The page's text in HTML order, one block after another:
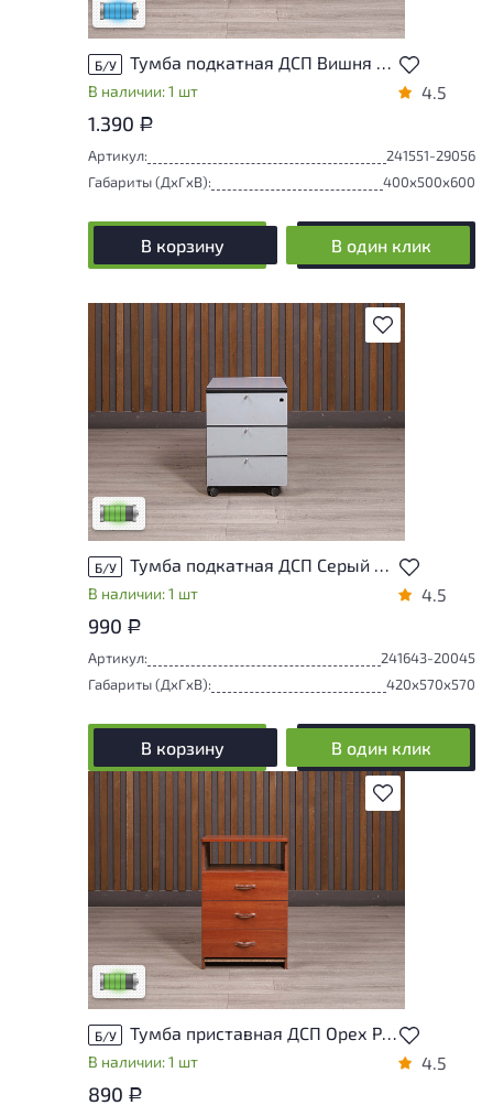
Низкая степень износа
Б/У Тумба подкатная ДСП Вишня Россия
В наличии: 1 шт 4.5
1.390 Р
Артикул:
241551-29056
Габариты (ДxГxВ):
400x500x600
В корзину В один клик
В избранное
У товара присутствуют незначительные
следы эксплуатации, не влияющие на
удобство его использования
Низкая степень износа
Б/У Тумба подкатная ДСП Серый Россия
В наличии: 1 шт 4.5
990 Р
Артикул:
241643-20045
Габариты (ДxГxВ):
420x570x570
В корзину В один клик
В избранное
У товара присутствуют незначительные
следы эксплуатации, не влияющие на
удобство его использования
Низкая степень износа
Б/У Тумба приставная ДСП Орех Россия
В наличии: 1 шт 4.5
890 Р